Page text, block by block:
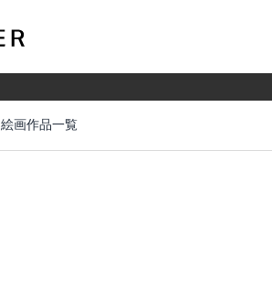
絵画作品一覧